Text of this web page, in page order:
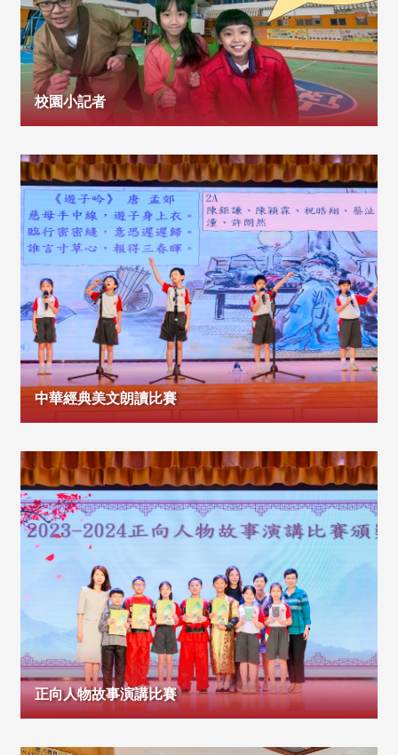
校園小記者
中華經典美文朗讀比賽
正向人物故事演講比賽